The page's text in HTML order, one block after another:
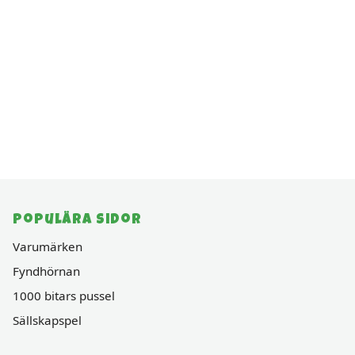
Populära sidor
Varumärken
Fyndhörnan
1000 bitars pussel
Sällskapspel